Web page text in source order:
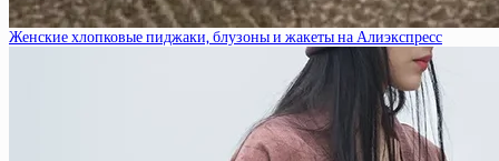
Женские хлопковые пиджаки, блузоны и жакеты на Алиэкспресс